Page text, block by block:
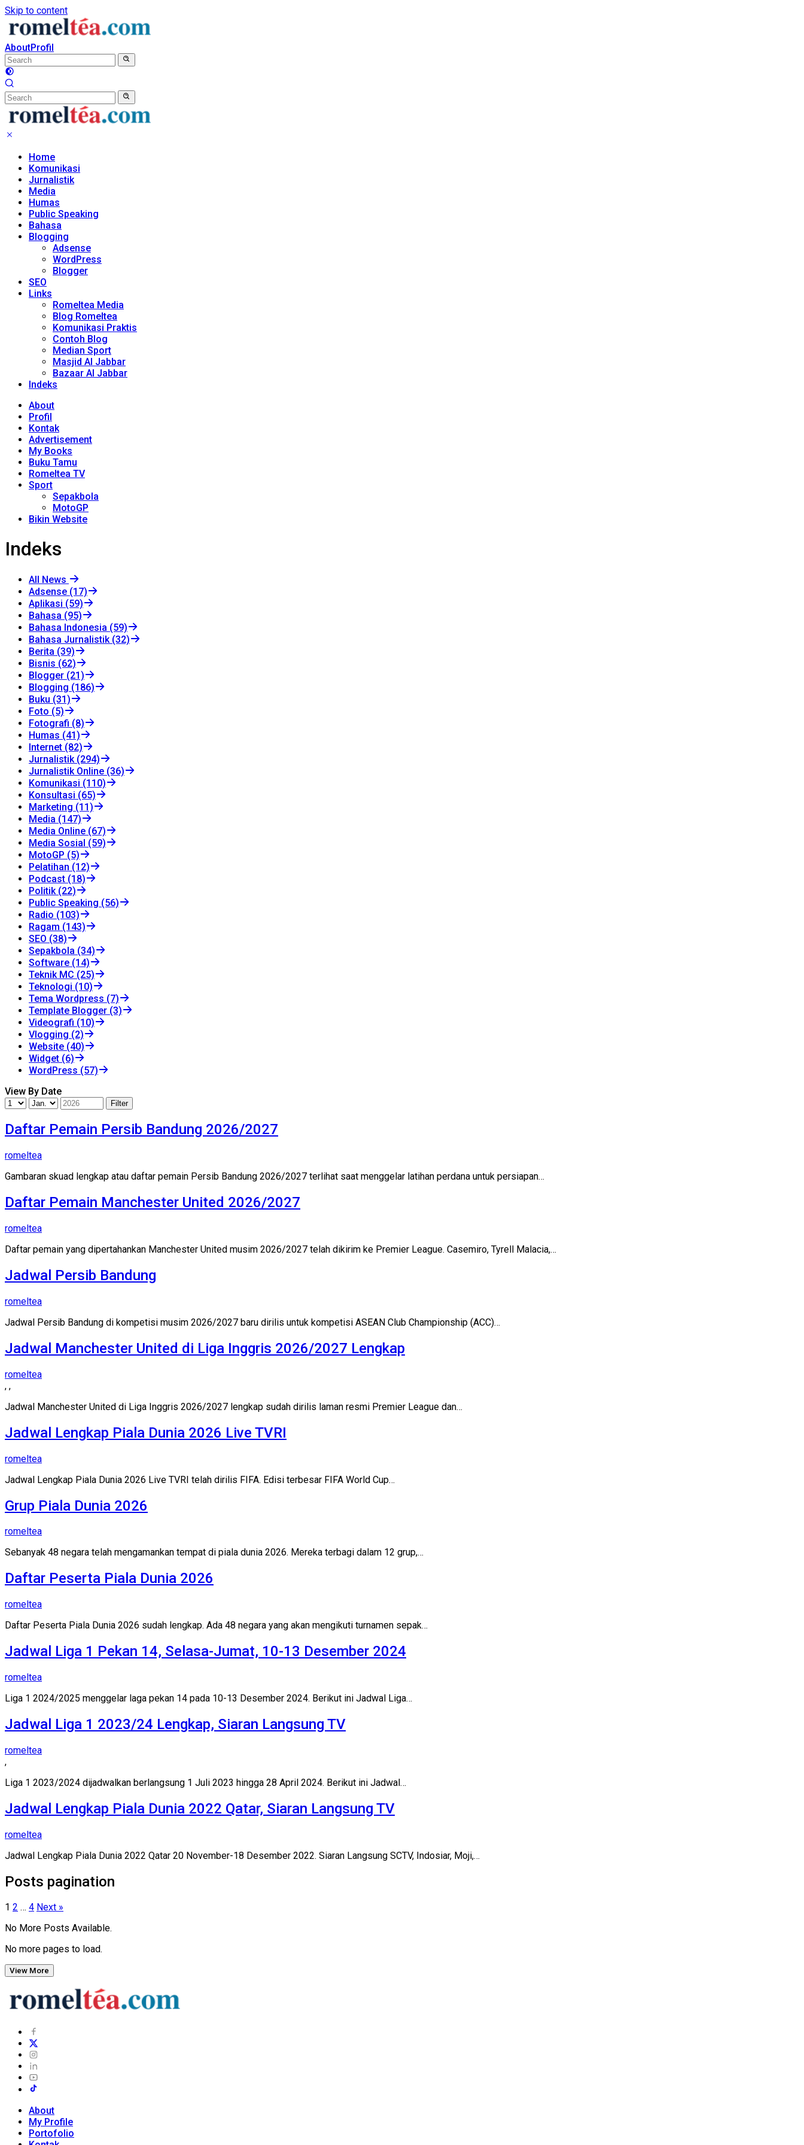
Skip to content
AboutProfil
Home
Komunikasi
Jurnalistik
Media
Humas
Public Speaking
Bahasa
Blogging
Adsense
WordPress
Blogger
SEO
Links
Romeltea Media
Blog Romeltea
Komunikasi Praktis
Contoh Blog
Median Sport
Masjid Al Jabbar
Bazaar Al Jabbar
Indeks
About
Profil
Kontak
Advertisement
My Books
Buku Tamu
Romeltea TV
Sport
Sepakbola
MotoGP
Bikin Website
Indeks
All News
Adsense (17)
Aplikasi (59)
Bahasa (95)
Bahasa Indonesia (59)
Bahasa Jurnalistik (32)
Berita (39)
Bisnis (62)
Blogger (21)
Blogging (186)
Buku (31)
Foto (5)
Fotografi (8)
Humas (41)
Internet (82)
Jurnalistik (294)
Jurnalistik Online (36)
Komunikasi (110)
Konsultasi (65)
Marketing (11)
Media (147)
Media Online (67)
Media Sosial (59)
MotoGP (5)
Pelatihan (12)
Podcast (18)
Politik (22)
Public Speaking (56)
Radio (103)
Ragam (143)
SEO (38)
Sepakbola (34)
Software (14)
Teknik MC (25)
Teknologi (10)
Tema Wordpress (7)
Template Blogger (3)
Videografi (10)
Vlogging (2)
Website (40)
Widget (6)
WordPress (57)
View By Date
Daftar Pemain Persib Bandung 2026/2027
romeltea
Gambaran skuad lengkap atau daftar pemain Persib Bandung 2026/2027 terlihat saat menggelar latihan perdana untuk persiapan…
Daftar Pemain Manchester United 2026/2027
romeltea
Daftar pemain yang dipertahankan Manchester United musim 2026/2027 telah dikirim ke Premier League. Casemiro, Tyrell Malacia,…
Jadwal Persib Bandung
romeltea
Jadwal Persib Bandung di kompetisi musim 2026/2027 baru dirilis untuk kompetisi ASEAN Club Championship (ACC)…
Jadwal Manchester United di Liga Inggris 2026/2027 Lengkap
romeltea
, ,
Jadwal Manchester United di Liga Inggris 2026/2027 lengkap sudah dirilis laman resmi Premier League dan…
Jadwal Lengkap Piala Dunia 2026 Live TVRI
romeltea
Jadwal Lengkap Piala Dunia 2026 Live TVRI telah dirilis FIFA. Edisi terbesar FIFA World Cup…
Grup Piala Dunia 2026
romeltea
Sebanyak 48 negara telah mengamankan tempat di piala dunia 2026. Mereka terbagi dalam 12 grup,…
Daftar Peserta Piala Dunia 2026
romeltea
Daftar Peserta Piala Dunia 2026 sudah lengkap. Ada 48 negara yang akan mengikuti turnamen sepak…
Jadwal Liga 1 Pekan 14, Selasa-Jumat, 10-13 Desember 2024
romeltea
Liga 1 2024/2025 menggelar laga pekan 14 pada 10-13 Desember 2024. Berikut ini Jadwal Liga…
Jadwal Liga 1 2023/24 Lengkap, Siaran Langsung TV
romeltea
,
Liga 1 2023/2024 dijadwalkan berlangsung 1 Juli 2023 hingga 28 April 2024. Berikut ini Jadwal…
Jadwal Lengkap Piala Dunia 2022 Qatar, Siaran Langsung TV
romeltea
Jadwal Lengkap Piala Dunia 2022 Qatar 20 November-18 Desember 2022. Siaran Langsung SCTV, Indosiar, Moji,…
Posts pagination
1 2 … 4 Next »
No More Posts Available.
No more pages to load.
View More
About
My Profile
Portofolio